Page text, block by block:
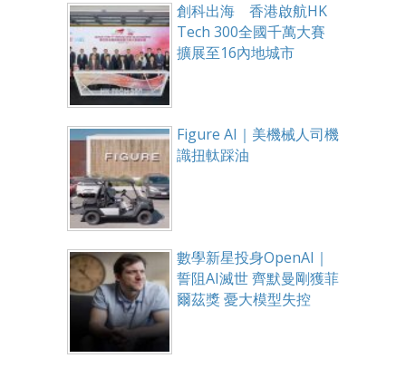
創科出海 香港啟航HK
Tech 300全國千萬大賽
擴展至16內地城市
Figure AI｜美機械人司機
識扭軚踩油
數學新星投身OpenAI｜
誓阻AI滅世 齊默曼剛獲菲
爾茲獎 憂大模型失控